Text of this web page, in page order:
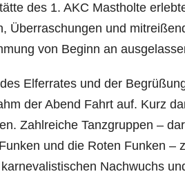
des 1. AKC Mastholte
Überraschungen und
von Beginn an
Elferrates und der
der Abend Fahrt auf. Kurz
Zahlreiche Tanzgruppen –
und die Roten Funken –
Nachwuchs